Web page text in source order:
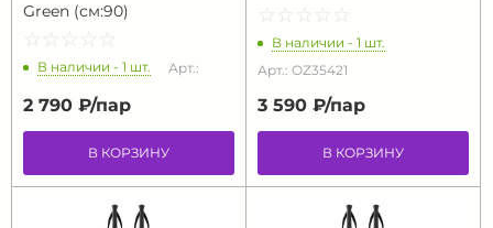
Green (см:90)
☆ ☆ ☆ ☆ ☆
★ ★ ★ ★ ★
В наличии - 1 шт. Арт.:
2 790 ₽/пар
В КОРЗИНУ
☆ ☆ ☆ ☆ ☆
★ ★ ★ ★ ★
В наличии - 1 шт.
Арт.: OZ35421
3 590 ₽/пар
В КОРЗИНУ